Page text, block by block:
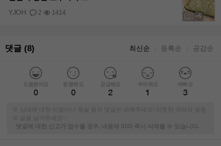
+5
2 1414
YJOH
댓글 (8) 최신순 등록순 공감순
도움됐어요
0
응원해요
0
궁금해요
2
부러워요
1
예뻐요
3
※ 상대에 대한 비방이나 욕설 등의 댓글은 피해주세요! 따뜻한 격려와 응원
의 글을 남겨주세요~
-
댓글에 대한 신고가 접수될 경우, 내용에 따라 즉시 삭제될 수 있습니다.